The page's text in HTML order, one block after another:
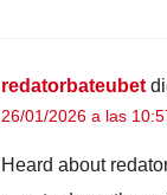
redatorbateubet
26/01/2026 a las
Heard about